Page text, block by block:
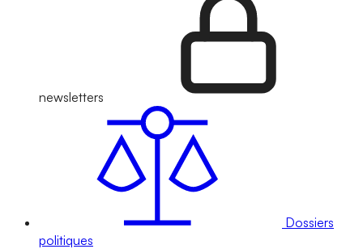
newsletters
Dossiers
politiques